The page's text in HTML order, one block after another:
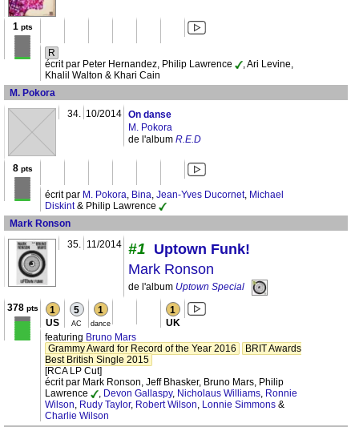
1 pts
R
écrit par Peter Hernandez, Philip Lawrence
, Ari Levine,
Khalil Walton & Khari Cain
M. Pokora
34. 10/2014 On danse
M. Pokora
de l'album R.E.D
8pts
écrit par M. Pokora, Bina, Jean-Yves Ducornet, Michael
Diskint& Philip Lawrence
Mark Ronson
35. 11/2014 #1 Uptown Funk!
Mark Ronson
de l'album Uptown Special
378pts 1
US
5
AC
1
dance
1
UK
featuring Bruno Mars
Grammy Award for Record of the Year 2016
BRIT Awards
Best British Single 2015
[RCA LP Cut]
écrit par Mark Ronson, Jeff Bhasker, Bruno Mars, Philip
Lawrence
, Devon Gallaspy, Nicholaus Williams, Ronnie
Wilson, Rudy Taylor, Robert Wilson, Lonnie Simmons &
Charlie Wilson